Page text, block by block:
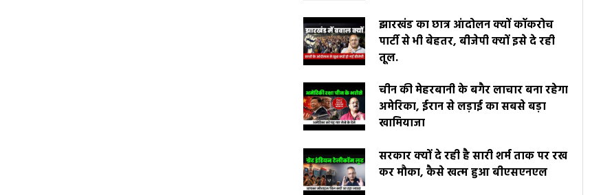
झारखंड का छात्र आंदोलन क्यों कॉकरोच
पार्टी से भी बेहतर, बीजेपी क्यों इसे दे रही
तूल.
चीन की मेहरबानी के बगैर लाचार बना रहेगा
अमेरिका, ईरान से लड़ाई का सबसे बड़ा
खामियाजा
सरकार क्यों दे रही है सारी शर्म ताक पर रख
कर मौका, कैसे खत्म हुआ बीएसएनएल